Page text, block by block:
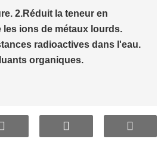
. 2.Réduit la teneur en
les ions de métaux lourds.
radioactives dans l'eau.
organiques.